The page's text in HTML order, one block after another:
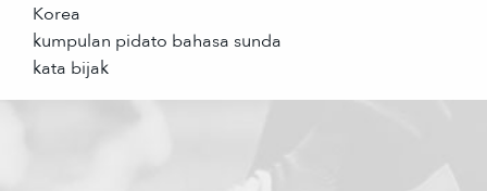
Korea
kumpulan pidato bahasa sunda
kata bijak